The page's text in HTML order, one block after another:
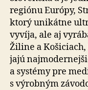
regiónu Európy,
ktorý uni­kátne
vyvíja, ale aj
Žiline a
jajú
a systémy pre
s vý­rob­ným